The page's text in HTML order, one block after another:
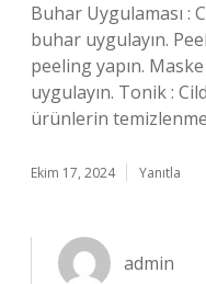
Buhar Uygulaması :
buhar uygulayın.
peeling yapın.
uygulayın. Tonik :
ürünlerin
Ekim 17, 2024 Yanıtla
admin